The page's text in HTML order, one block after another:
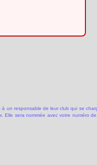
un responsable de leur club qui se
Elle sera nommée avec votre numéro de